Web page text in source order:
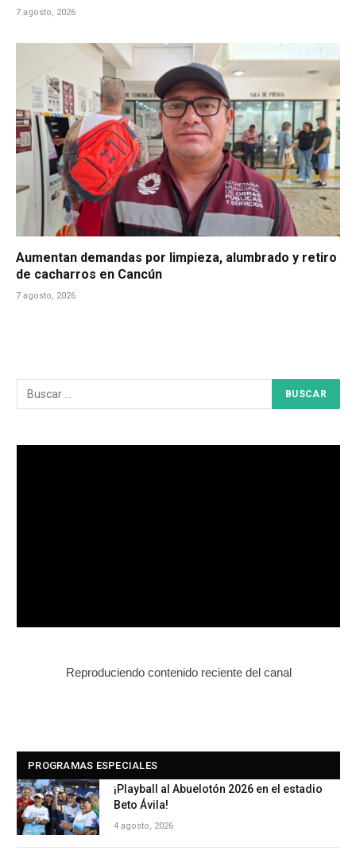
7 agosto, 2026
Aumentan demandas por limpieza, alumbrado y retiro
de cacharros en Cancún
7 agosto, 2026
Reproduciendo contenido reciente del canal
PROGRAMAS ESPECIALES
¡Playball al Abuelotón 2026 en el estadio
Beto Ávila!
4 agosto, 2026